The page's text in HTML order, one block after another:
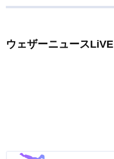
ウェザーニュースLiVE